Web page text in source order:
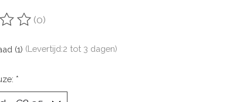
van dit product is
(0)
(1) (Levertijd:2 tot 3 dagen)
*